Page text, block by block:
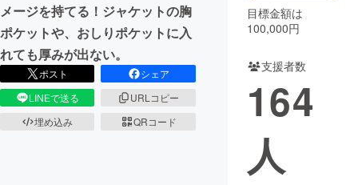
CAMPFIREふるさと納税machi-ya コミュニティ
メージを持てる！ジャケットの胸
ポケットや、おしりポケットに入
れても厚みが出ない。
ポスト
シェア
LINEで送る
URLコピー
埋め込み
QRコード
目標金額は
100,000円
支援者数
164
人